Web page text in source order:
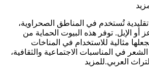
تُستخدم في المناطق الصحراوية،
الإبل. توفر هذه البيوت الحماية من
مثالية للاستخدام في المناخات
في المناسبات الاجتماعية والثقافية،
العربي.للمزيد